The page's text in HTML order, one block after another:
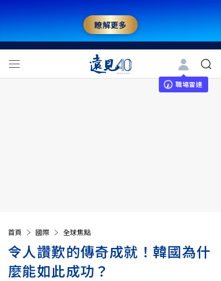
瞭解更多
職場雷達
首頁 國際 全球焦點
令人讚歎的傳奇成就！韓國為什
麼能如此成功？